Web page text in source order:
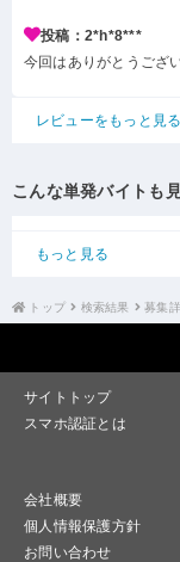
投稿：2*h*8***
今回はありがとうござ
レビューをもっと見る
こんな単発バイトも
もっと見る
トップ 検索結果 募集
サイトトップ
スマホ認証とは
会社概要
個人情報保護方針
お問い合わせ